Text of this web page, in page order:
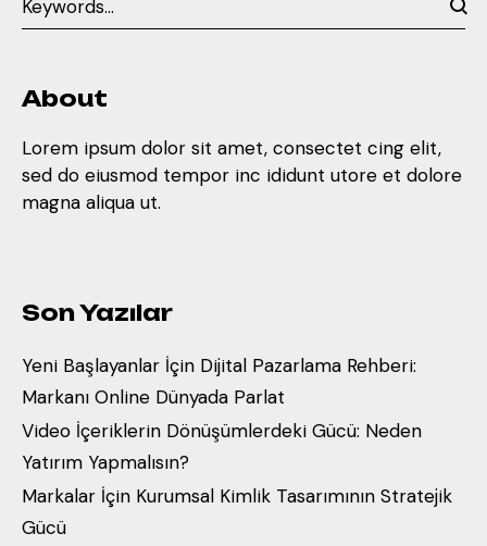
About
Lorem ipsum dolor sit amet, consectet cing elit,
sed do eiusmod tempor inc ididunt utore et dolore
magna aliqua ut.
Son Yazılar
Yeni Başlayanlar İçin Dijital Pazarlama Rehberi:
Markanı Online Dünyada Parlat
Video İçeriklerin Dönüşümlerdeki Gücü: Neden
Yatırım Yapmalısın?
Markalar İçin Kurumsal Kimlik Tasarımının Stratejik
Gücü